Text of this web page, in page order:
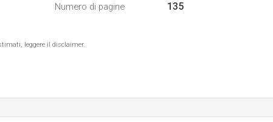
Numero di pagine 135
leggere il disclaimer.